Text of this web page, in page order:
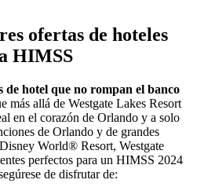
ofertas de hoteles
HIMSS
de hotel que no rompan el banco
más allá de Westgate Lakes Resort
en el corazón de Orlando y a solo
de Orlando y de grandes
World® Resort, Westgate
perfectos para un HIMSS 2024
de disfrutar de: